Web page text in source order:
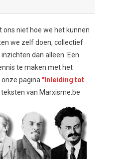
ons niet hoe we het kunnen
we zelf doen, collectief
dan alleen. Een
te maken met het
pagina "Inleiding tot
van Marxisme.be